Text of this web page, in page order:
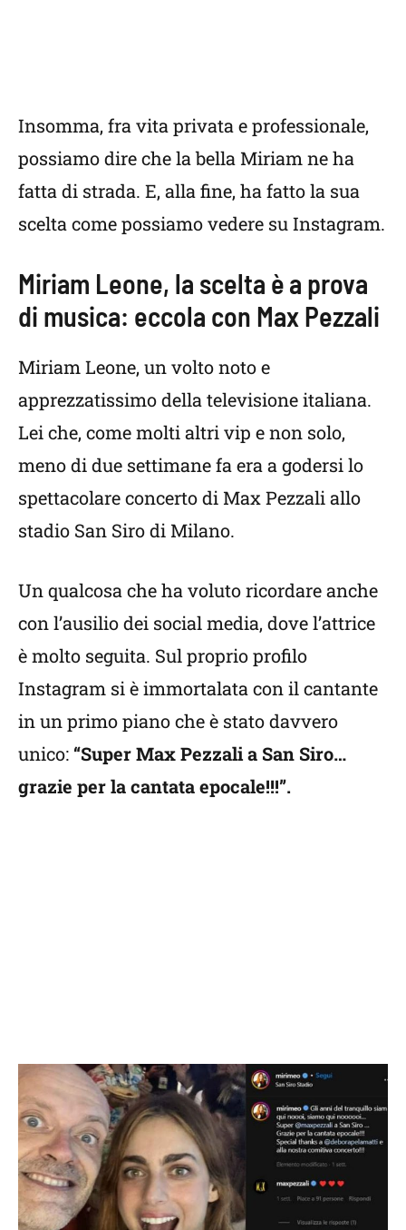
Insomma, fra vita privata e professionale,
possiamo dire che la bella Miriam ne ha
fatta di strada. E, alla fine, ha fatto la sua
scelta come possiamo vedere su Instagram.
Miriam Leone, la scelta è a prova
di musica: eccola con Max Pezzali
Miriam Leone, un volto noto e
apprezzatissimo della televisione italiana.
Lei che, come molti altri vip e non solo,
meno di due settimane fa era a godersi lo
spettacolare concerto di Max Pezzali allo
stadio San Siro di Milano.
Un qualcosa che ha voluto ricordare anche
con l’ausilio dei social media, dove l’attrice
è molto seguita. Sul proprio profilo
Instagram si è immortalata con il cantante
in un primo piano che è stato davvero
unico: “Super Max Pezzali a San Siro…
grazie per la cantata epocale!!!”.